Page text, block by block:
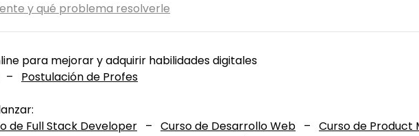
y qué problema resolverle
para mejorar y adquirir habilidades digitales
–
Postulación de Profes
de Full Stack Developer – Curso de Desarrollo Web – Curso de Product